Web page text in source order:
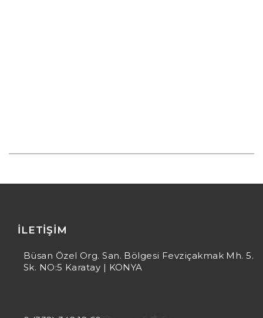
İLETIŞIM
Büsan Özel Org. San. Bölgesi Fevziçakmak Mh. 5.
Sk. NO:5 Karatay | KONYA